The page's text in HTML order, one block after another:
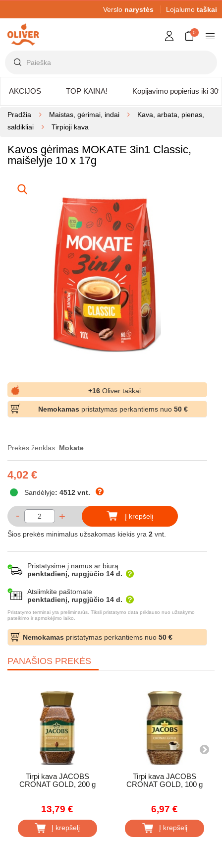
Verslo narystės Lojalumo taškai
0
AKCIJOS TOP KAINA! Kopijavimo popierius iki
Pradžia Maistas, gėrimai, indai
Kava, arbata, pienas,
saldikliai
Tirpioji kava
Kavos gėrimas MOKATE 3in1 Classic,
maišelyje 10 x 17g
+16Oliver taškai
Nemokamas pristatymas perkantiems nuo 50 €
Prekės ženklas: Mokate
4,02 €
Sandėlyje: 4512 vnt.
- + Į krepšelį
Šios prekės minimalus užsakomas kiekis yra 2 vnt.
Pristatysime į namus ar biurą
penktadienį, rupgjūčio 14 d.
Atsiimkite paštomate
penktadienį, rupgjūčio 14 d.
Pristatymo terminai yra preliminarūs. Tiksli pristatymo data priklauso nuo užsakymo
pateikimo ir apmokėjimo laiko.
Nemokamas pristatymas perkantiems nuo 50 €
PANAŠIOS PREKĖS
Tirpi kava JACOBS
CRONAT GOLD, 200 g
13,79 €
Į krepšelį
Tirpi kava JACOBS
CRONAT GOLD, 100 g
6,97 €
Į krepšelį